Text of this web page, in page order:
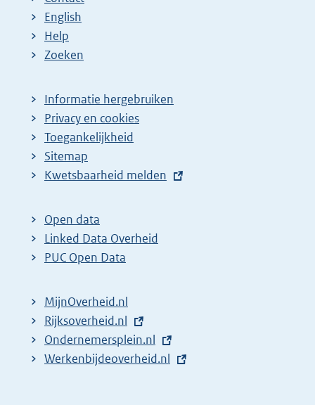
English
Help
Zoeken
Informatie hergebruiken
Privacy en cookies
Toegankelijkheid
Sitemap
E
t
e
r
l
i
n
k
Kwetsbaarheid melden
Open data
Linked Data Overheid
PUC Open Data
MijnOverheid.nl
E
x
t
Rijksoverheid.nl
E
x
Ondernemersplein.nl
E
Werkenbijdeoverheid.nl